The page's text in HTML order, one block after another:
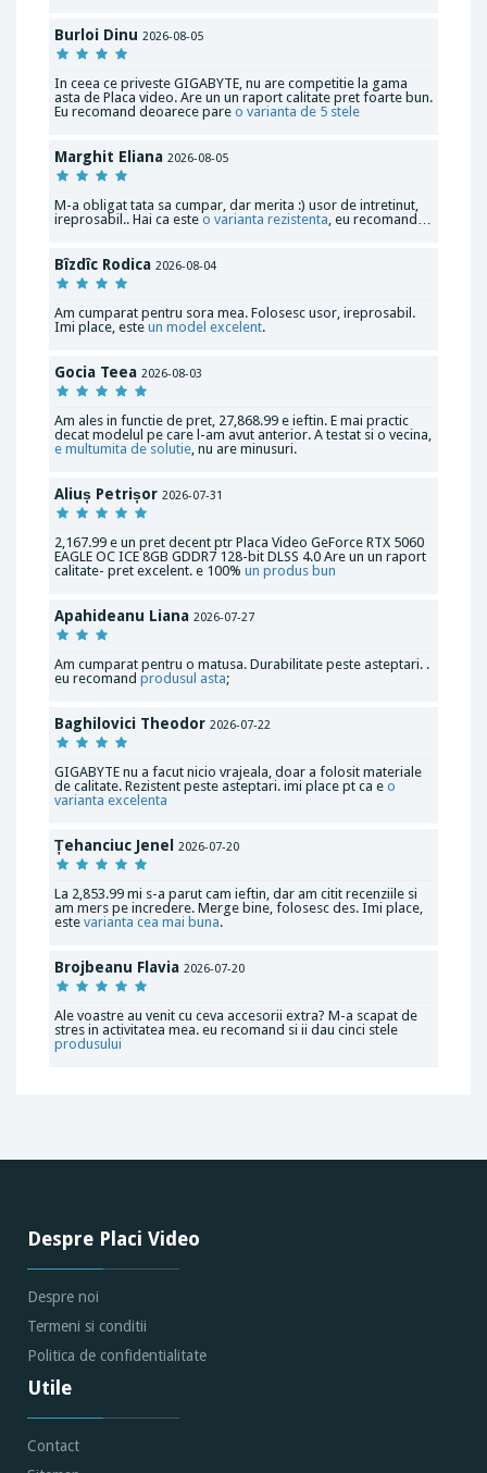
Burloi Dinu 2026-08-05
In ceea ce priveste GIGABYTE, nu are competitie la gama
asta de Placa video. Are un un raport calitate pret foarte bun.
Eu recomand deoarece pare o varianta de 5 stele
Marghit Eliana 2026-08-05
M-a obligat tata sa cumpar, dar merita :) usor de intretinut,
ireprosabil.. Hai ca este o varianta rezistenta, eu recomand…
Bîzdîc Rodica 2026-08-04
Am cumparat pentru sora mea. Folosesc usor, ireprosabil.
Imi place, este un model excelent.
Gocia Teea 2026-08-03
Am ales in functie de pret, 27,868.99 e ieftin. E mai practic
decat modelul pe care l-am avut anterior. A testat si o vecina,
e multumita de solutie, nu are minusuri.
Aliuș Petrișor 2026-07-31
2,167.99 e un pret decent ptr Placa Video GeForce RTX 5060
EAGLE OC ICE 8GB GDDR7 128-bit DLSS 4.0 Are un un raport
calitate- pret excelent. e 100% un produs bun
Apahideanu Liana 2026-07-27
Am cumparat pentru o matusa. Durabilitate peste asteptari. .
eu recomand produsul asta;
Baghilovici Theodor 2026-07-22
GIGABYTE nu a facut nicio vrajeala, doar a folosit materiale
de calitate. Rezistent peste asteptari. imi place pt ca e o
varianta excelenta
Țehanciuc Jenel 2026-07-20
La 2,853.99 mi s-a parut cam ieftin, dar am citit recenziile si
am mers pe incredere. Merge bine, folosesc des. Imi place,
este varianta cea mai buna.
Brojbeanu Flavia 2026-07-20
Ale voastre au venit cu ceva accesorii extra? M-a scapat de
stres in activitatea mea. eu recomand si ii dau cinci stele
produsului
Despre Placi Video
Despre noi
Termeni si conditii
Politica de confidentialitate
Utile
Contact